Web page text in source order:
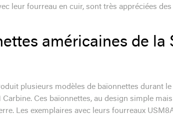
leur fourreau en cuir, sont très appréciées
américaines de la
plusieurs modèles de baïonnettes durant
Carbine. Ces baïonnettes, au design simple
Les exemplaires avec leurs fourreaux